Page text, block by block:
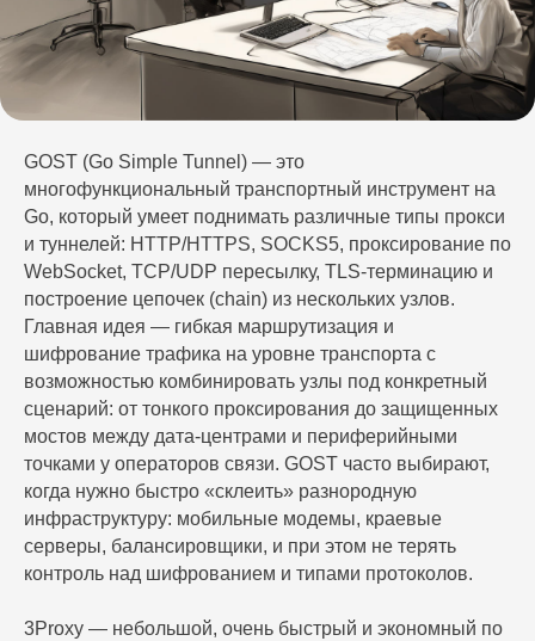
GOST (Go Simple Tunnel) — это
многофункциональный транспортный инструмент на
Go, который умеет поднимать различные типы прокси
и туннелей: HTTP/HTTPS, SOCKS5, проксирование по
WebSocket, TCP/UDP пересылку, TLS-терминацию и
построение цепочек (chain) из нескольких узлов.
Главная идея — гибкая маршрутизация и
шифрование трафика на уровне транспорта с
возможностью комбинировать узлы под конкретный
сценарий: от тонкого проксирования до защищенных
мостов между дата-центрами и периферийными
точками у операторов связи. GOST часто выбирают,
когда нужно быстро «склеить» разнородную
инфраструктуру: мобильные модемы, краевые
серверы, балансировщики, и при этом не терять
контроль над шифрованием и типами протоколов.
3Proxy — небольшой, очень быстрый и экономный по